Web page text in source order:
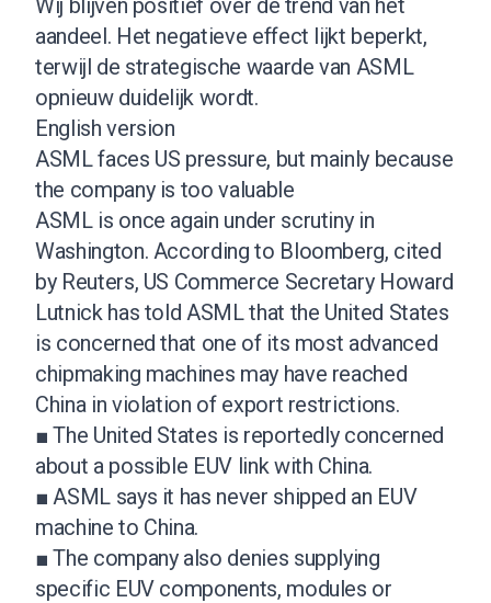
Wij blijven positief over de trend van het
aandeel. Het negatieve effect lijkt beperkt,
terwijl de strategische waarde van ASML
opnieuw duidelijk wordt.
English version
ASML faces US pressure, but mainly because
the company is too valuable
ASML is once again under scrutiny in
Washington. According to Bloomberg, cited
by Reuters, US Commerce Secretary Howard
Lutnick has told ASML that the United States
is concerned that one of its most advanced
chipmaking machines may have reached
China in violation of export restrictions.
■ The United States is reportedly concerned
about a possible EUV link with China.
■ ASML says it has never shipped an EUV
machine to China.
■ The company also denies supplying
specific EUV components, modules or